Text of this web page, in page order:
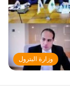
وزارة البترول